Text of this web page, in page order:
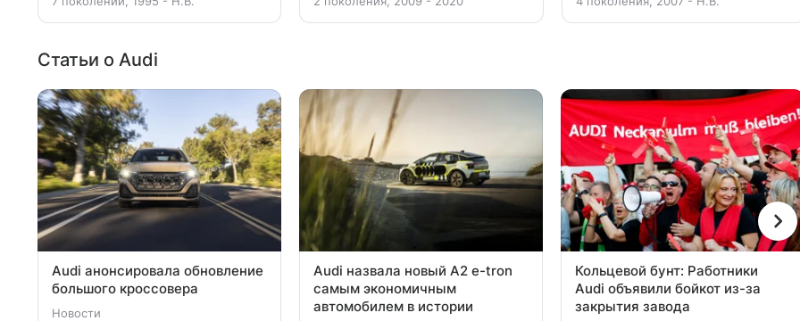
Статьи о Audi
Audi анонсировала обновление
большого кроссовера
Новости
Audi назвала новый A2 e-tron
самым экономичным
автомобилем в истории
Кольцевой бунт: Работники
Audi объявили бойкот из-за
закрытия завода